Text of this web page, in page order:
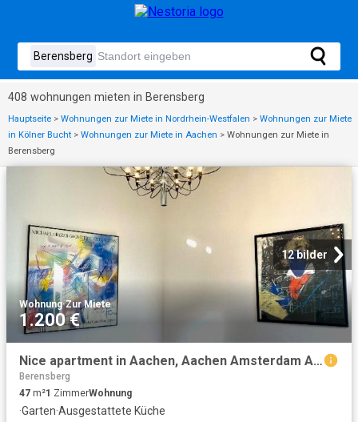
408 wohnungen mieten in Berensberg
Hauptseite > Wohnungen zur Miete in Nordrhein-Westfalen > Wohnungen zur Miete
in Kölner Bucht > Wohnungen zur Miete in Aachen > Wohnungen zur Miete in
Berensberg
12 bilder
Wohnung·Zur Miete
1.200 €
Nice apartment in Aachen, Aachen Amsterdam Apartments for Rent
Berensberg
47 m²1 ZimmerWohnung
·Garten·Ausgestattete Küche